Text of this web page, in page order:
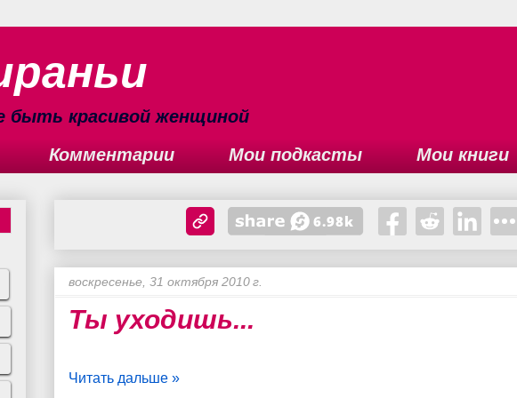
быть красивой женщиной
Комментарии Мои подкасты Мои книги
воскресенье, 31 октября 2010 г.
Ты уходишь...
Читать дальше »